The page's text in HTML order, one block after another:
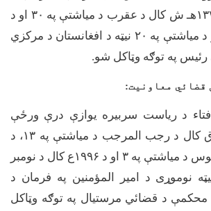
هـ ش کال د عقرب د میاشتې په ۳۰ او د
د میاشتې په ۲۰ نیټه د افغانستان د مرکزي
رئیس په توګه وټاکل شو.
قضائي معاونيت:
د ریاست سربیره یوازې درې ورځې
کال د رجب المرجب د میاشتې په ۱۳، د
د میاشتې په ۳ او د ۱۹۹۶ع کال د نومبر
نوموړی د امیر المؤمنین په فرمان د
محکمې د قضائي مرستیال په توګه وټاکل